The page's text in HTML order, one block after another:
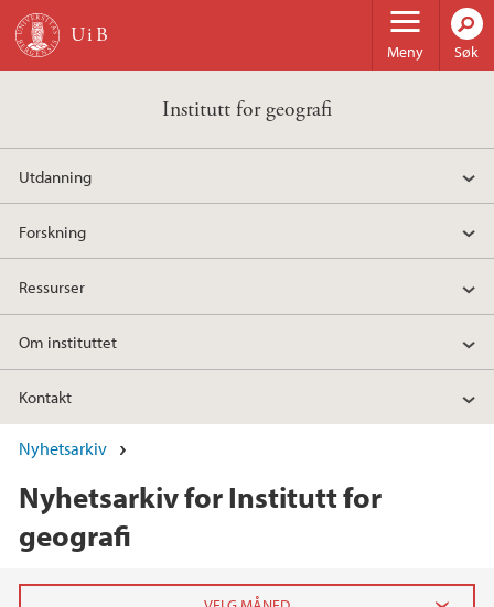
Hopp til hovedinnhold
Meny Søk
Institutt for geografi
Utdanning
Forskning
Ressurser
Om instituttet
Kontakt
Nyhetsarkiv
Nyhetsarkiv for Institutt for
geografi